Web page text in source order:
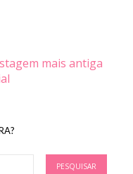
mais antiga